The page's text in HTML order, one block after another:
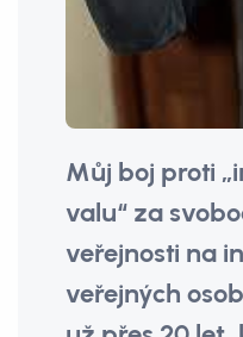
Můj boj proti
valu“ za
veřejnosti na
veřejných